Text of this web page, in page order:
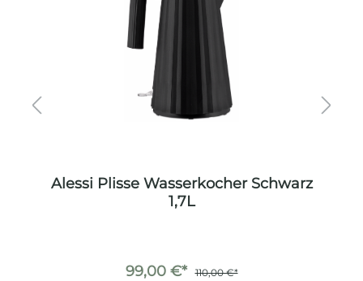
Alessi Plisse Wasserkocher Schwarz
1,7L
99,00 €* 110,00 €*